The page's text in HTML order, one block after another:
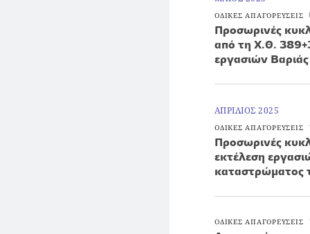
ΟΔΙΚΕΣ ΑΠΑΓΟΡΕΥΣΕΙΣ
Προσωρινές
από τη Χ.Θ.
εργασιών
ΑΠΡΙΛΙΟΣ 2025
ΟΔΙΚΕΣ ΑΠΑΓΟΡΕΥΣΕΙΣ
Προσωρινές
εκτέλεση
καταστρώματος
ΟΔΙΚΕΣ ΑΠΑΓΟΡΕΥΣΕΙΣ